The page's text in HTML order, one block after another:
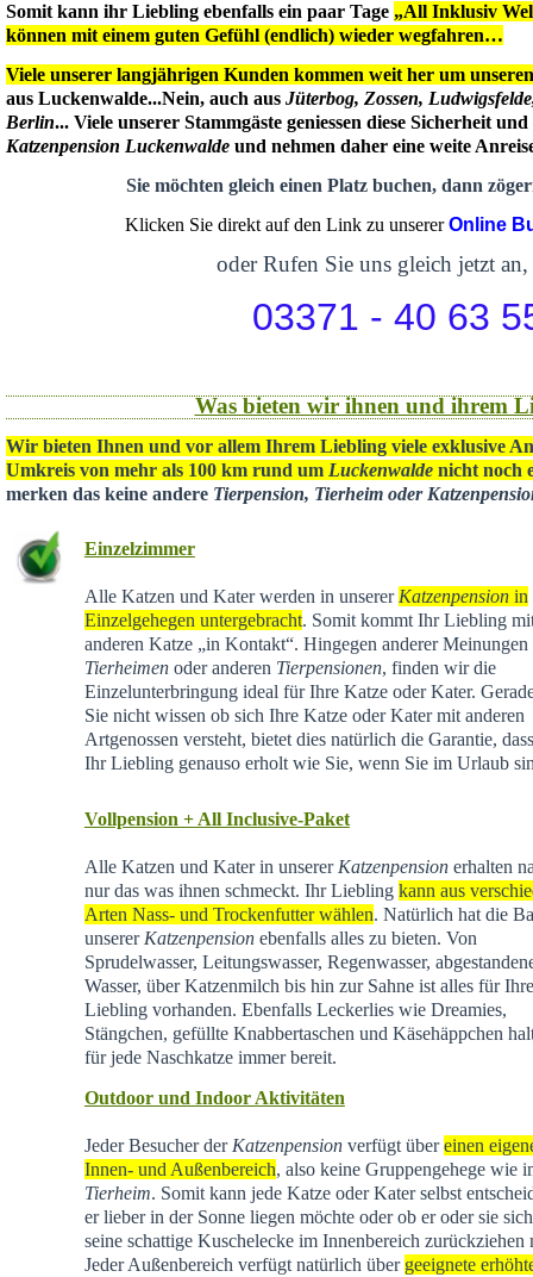
Somit kann ihr Liebling ebenfalls ein paar Tage „All Inklusiv
können mit einem guten Gefühl (endlich) wieder wegfahren…
Viele unserer langjährigen Kunden kommen weit her um
aus Luckenwalde...Nein, auch aus Jüterbog, Zossen,
Berlin... Viele unserer Stammgäste geniessen diese Sicherheit
Katzenpension Luckenwalde und nehmen daher eine weite
Sie möchten gleich einen Platz buchen, dann
Klicken Sie direkt auf den Link zu unsererOnline
oder Rufen Sie uns gleich jetzt an,
03371 - 40 63
Was bieten wir ihnen und ihrem
Wir bieten Ihnen und vor allem Ihrem Liebling viele exklusive
Umkreis von mehr als 100 km rund um Luckenwalde nicht noch
merken das keine andere Tierpension, Tierheim oder
Einzelzimmer
Alle Katzen und Kater werden in unserer Katzenpensionin
Einzelgehegen untergebracht. Somit kommt Ihr Liebling
anderen Katze „in Kontakt“. Hingegen anderer Meinungen
Tierheimenoder anderen Tierpensionen, finden wir die
Einzelunterbringung ideal für Ihre Katze oder Kater.
Sie nicht wissen ob sich Ihre Katze oder Kater mit anderen
Artgenossen versteht, bietet dies natürlich die Garantie,
Ihr Liebling genauso erholt wie Sie, wenn Sie im Urlaub
Vollpension + All Inclusive-Paket
Alle Katzen und Kater in unserer Katzenpensionerhalten
nur das was ihnen schmeckt. Ihr Liebling kann aus
Arten Nass- und Trockenfutter wählen. Natürlich hat die
unserer Katzenpensionebenfalls alles zu bieten. Von
Sprudelwasser, Leitungswasser, Regenwasser,
Wasser, über Katzenmilch bis hin zur Sahne ist alles für
Liebling vorhanden. Ebenfalls Leckerlies wie Dreamies,
Stängchen, gefüllte Knabbertaschen und Käsehäppchen
für jede Naschkatze immer bereit.
Outdoor und Indoor Aktivitäten
Jeder Besucher der Katzenpensionverfügt übereinen
Innen- und Außenbereich, also keine Gruppengehege wie
Tierheim. Somit kann jede Katze oder Kater selbst
er lieber in der Sonne liegen möchte oder ob er oder sie
seine schattige Kuschelecke im Innenbereich zurückziehen
Jeder Außenbereich verfügt natürlich über geeignete